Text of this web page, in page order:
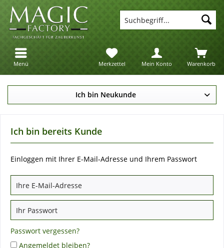
Menü Warenkorb
Merkzettel Mein Konto
Ich bin Neukunde
Ich bin bereits Kunde
Einloggen mit Ihrer E-Mail-Adresse und Ihrem Passwort
Passwort vergessen?
Angemeldet bleiben?